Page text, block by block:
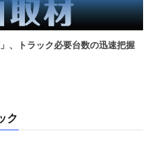
、トラック必要台数の迅速把握
ク